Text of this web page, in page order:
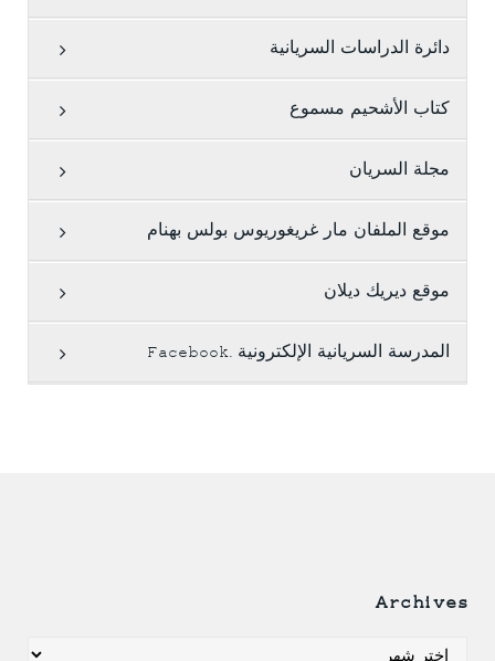
دائرة الدراسات السريانية
كتاب الأشحيم مسموع
مجلة السريان
موقع الملفان مار غريغوريوس بولس بهنام
موقع ديريك ديلان
المدرسة السريانية الإلكترونية .Facebook
Archives
Archives